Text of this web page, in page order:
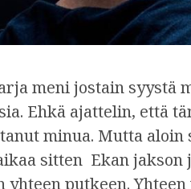
meni jostain syystä
Ehkä ajattelin, että
minua. Mutta
sitten Ekan
yhteen putkeen.